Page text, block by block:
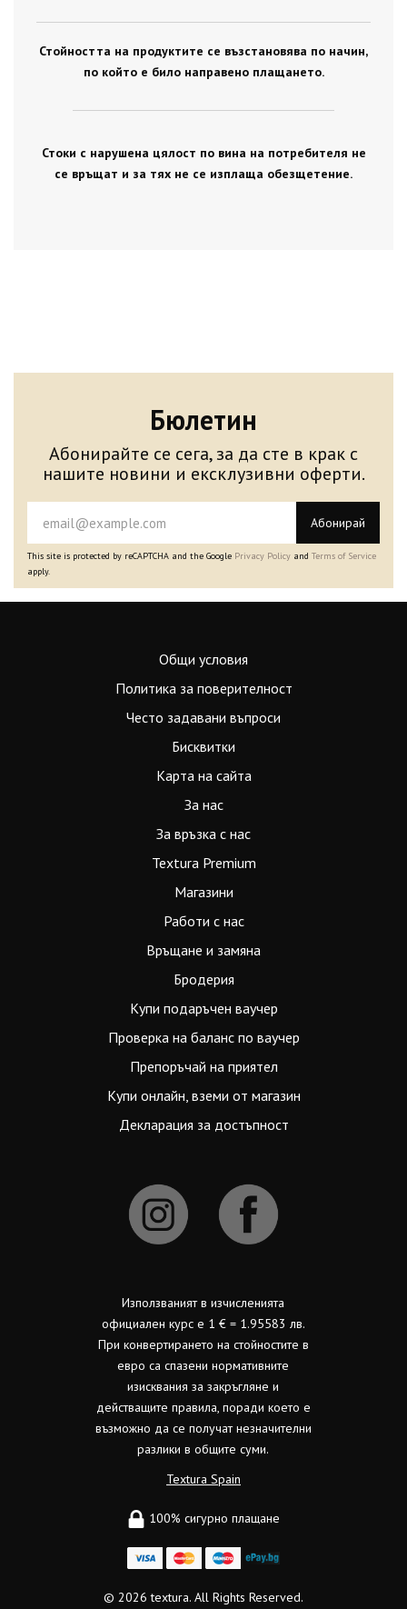
Стойността на продуктите се възстановява по начин,
по който е било направено плащането.
Стоки с нарушена цялост по вина на потребителя не
се връщат и за тях не се изплаща обезщетение.
Бюлетин
Абонирайте се сега, за да сте в крак с
нашите новини и ексклузивни оферти.
Абонирай
This site is protected by reCAPTCHA and the Google Privacy Policy and Terms of Service
apply.
Общи условия
Политика за поверителност
Често задавани въпроси
Бисквитки
Карта на сайта
За нас
За връзка с нас
Textura Premium
Магазини
Работи с нас
Връщане и замяна
Бродерия
Купи подаръчен ваучер
Проверка на баланс по ваучер
Препоръчай на приятел
Купи онлайн, вземи от магазин
Декларация за достъпност
Използваният в изчисленията
официален курс е 1 € = 1.95583 лв.
При конвертирането на стойностите в
евро са спазени нормативните
изисквания за закръгляне и
действащите правила, поради което е
възможно да се получат незначителни
разлики в общите суми.
Textura Spain
100% сигурно плащане
© 2026textura. All Rights Reserved.